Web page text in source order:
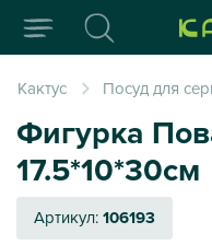
Кактус Посуд для
Фигурка
17.5*10*30см
Артикул:106193